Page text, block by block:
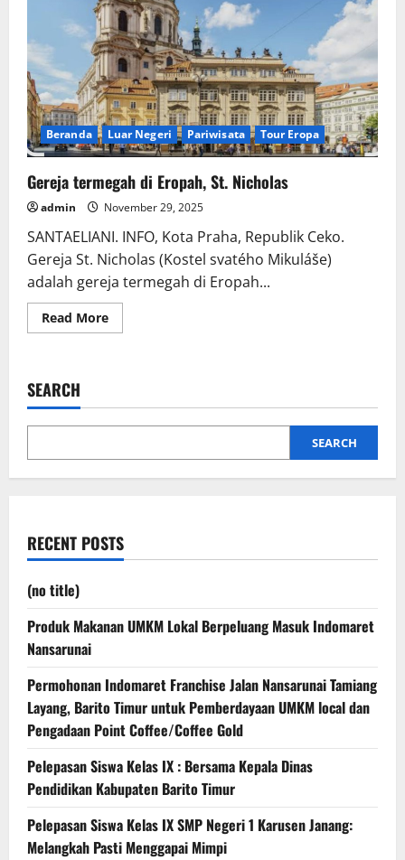
Beranda Luar Negeri Pariwisata Tour Eropa
Gereja termegah di Eropah, St. Nicholas
admin November 29, 2025
SANTAELIANI. INFO, Kota Praha, Republik Ceko.
Gereja St. Nicholas (Kostel svatého Mikuláše)
adalah gereja termegah di Eropah...
Read MoreRead
more
St.
SEARCH
SEARCH
RECENT POSTS
(no title)
Produk Makanan UMKM Lokal Berpeluang Masuk Indomaret
Nansarunai
Permohonan Indomaret Franchise Jalan Nansarunai Tamiang
Layang, Barito Timur untuk Pemberdayaan UMKM local dan
Pengadaan Point Coffee/Coffee Gold
Pelepasan Siswa Kelas IX : Bersama Kepala Dinas
Pendidikan Kabupaten Barito Timur
Pelepasan Siswa Kelas IX SMP Negeri 1 Karusen Janang:
Melangkah Pasti Menggapai Mimpi